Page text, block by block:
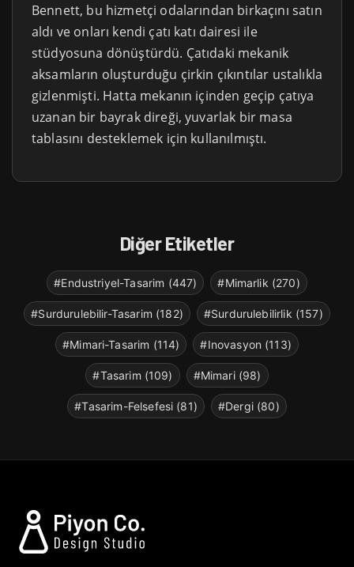
Bennett, bu hizmetçi odalarından birkaçını satın
aldı ve onları kendi çatı katı dairesi ile
stüdyosuna dönüştürdü. Çatıdaki mekanik
aksamların oluşturduğu çirkin çıkıntılar ustalıkla
gizlenmişti. Hatta mekanın içinden geçip çatıya
uzanan bir bayrak direği, yuvarlak bir masa
tablasını desteklemek için kullanılmıştı.
Diğer Etiketler
#Endustriyel-Tasarim (447) #Mimarlik (270)
#Surdurulebilir-Tasarim (182) #Surdurulebilirlik (157)
#Mimari-Tasarim (114) #Inovasyon (113)
#Tasarim (109) #Mimari (98)
#Tasarim-Felsefesi (81) #Dergi (80)